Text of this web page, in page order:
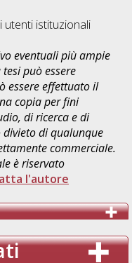
utenti istituzionali
eventuali più ampie
può essere
essere effettuato il
copia per fini
di ricerca e di
divieto di qualunque
commerciale.
è riservato
l'autore